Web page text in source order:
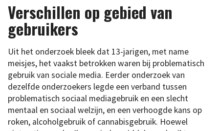
Verschillen op gebied van
gebruikers
Uit het onderzoek bleek dat 13-jarigen, met name
meisjes, het vaakst betrokken waren bij problematisch
gebruik van sociale media. Eerder onderzoek van
dezelfde onderzoekers legde een verband tussen
problematisch sociaal mediagebruik en een slecht
mentaal en sociaal welzijn, en een verhoogde kans op
roken, alcoholgebruik of cannabisgebruik. Hoewel